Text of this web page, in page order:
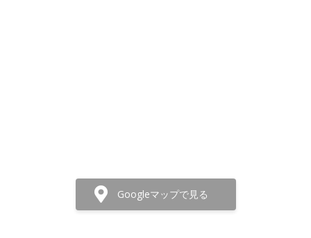
Googleマップで見る